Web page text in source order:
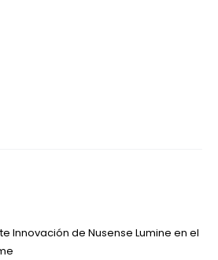
Innovación de Nusense Lumine en el